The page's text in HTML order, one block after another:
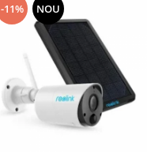
-11% NOU